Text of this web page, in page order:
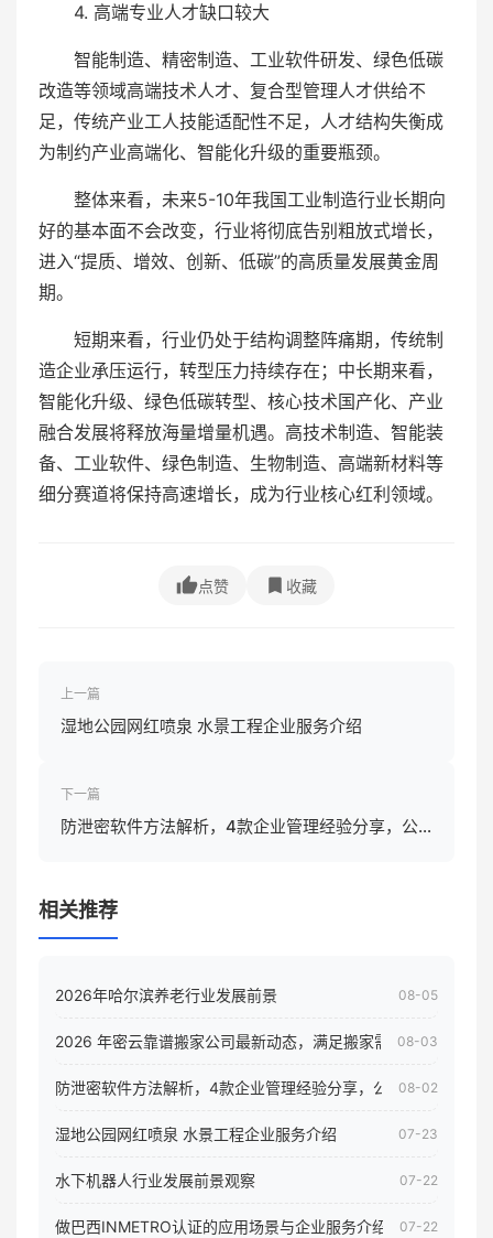
4. 高端专业人才缺口较大
智能制造、精密制造、工业软件研发、绿色低碳
改造等领域高端技术人才、复合型管理人才供给不
足，传统产业工人技能适配性不足，人才结构失衡成
为制约产业高端化、智能化升级的重要瓶颈。
整体来看，未来5-10年我国工业制造行业长期向
好的基本面不会改变，行业将彻底告别粗放式增长，
进入“提质、增效、创新、低碳”的高质量发展黄金周
期。
短期来看，行业仍处于结构调整阵痛期，传统制
造企业承压运行，转型压力持续存在；中长期来看，
智能化升级、绿色低碳转型、核心技术国产化、产业
融合发展将释放海量增量机遇。高技术制造、智能装
备、工业软件、绿色制造、生物制造、高端新材料等
细分赛道将保持高速增长，成为行业核心红利领域。
点赞 收藏
上一篇
湿地公园网红喷泉 水景工程企业服务介绍
下一篇
防泄密软件方法解析，4款企业管理经验分享，公
相关推荐
2026年哈尔滨养老行业发展前景 08-05
2026 年密云靠谱搬家公司最新动态，满足搬家需求！08-03
防泄密软件方法解析，4款企业管理经验分享，公司员工电脑核
08-02
湿地公园网红喷泉 水景工程企业服务介绍 07-23
水下机器人行业发展前景观察 07-22
做巴西INMETRO认证的应用场景与企业服务介绍 07-22